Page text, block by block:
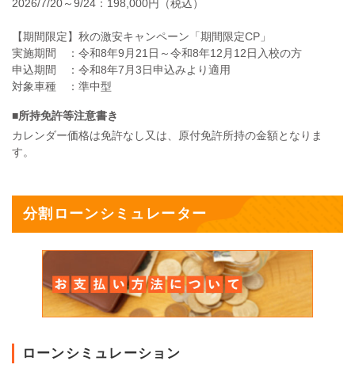
2026/7/20～9/24：198,000円（税込）
【期間限定】秋の激安キャンペーン「期間限定CP」
実施期間 ：令和8年9月21日～令和8年12月12日入校の方
申込期間 ：令和8年7月3日申込みより適用
対象車種 ：準中型
■所持免許等注意書き
カレンダー価格は免許なし又は、原付免許所持の金額となりま
す。
分割ローンシミュレーター
ローンシミュレーション